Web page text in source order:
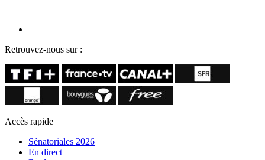
Retrouvez-nous sur :
Accès rapide
Sénatoriales 2026
En direct